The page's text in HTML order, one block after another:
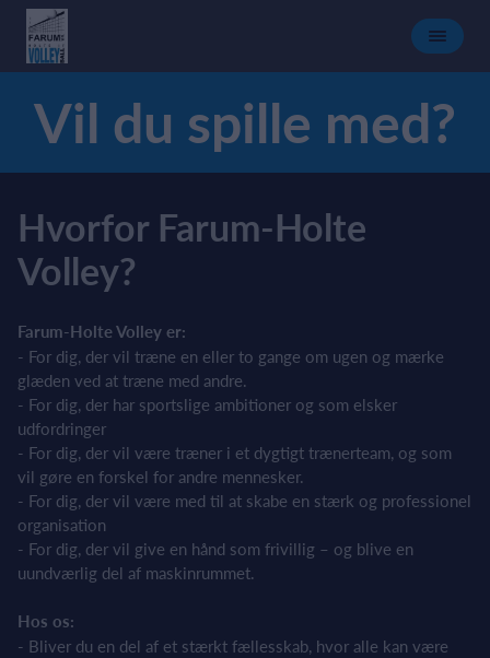
Vil du spille med?
Hvorfor Farum-Holte
Volley?
Farum-Holte Volley er:
- For dig, der vil træne en eller to gange om ugen og mærke
glæden ved at træne med andre.
- For dig, der har sportslige ambitioner og som elsker
udfordringer
- For dig, der vil være træner i et dygtigt trænerteam, og som
vil gøre en forskel for andre mennesker.
- For dig, der vil være med til at skabe en stærk og professionel
organisation
- For dig, der vil give en hånd som frivillig – og blive en
uundværlig del af maskinrummet.
Hos os:
- Bliver du en del af et stærkt fællesskab, hvor alle kan være